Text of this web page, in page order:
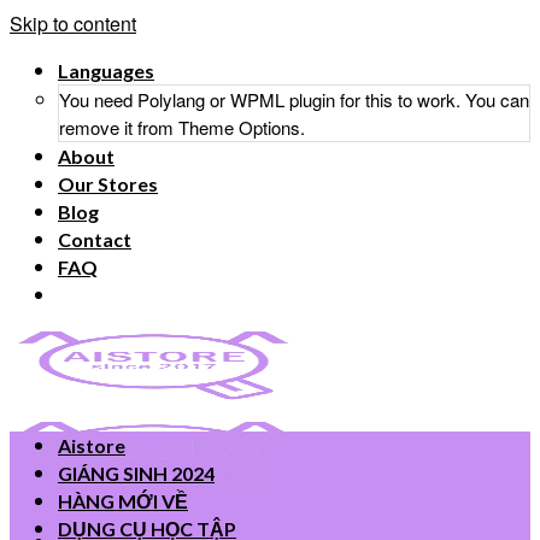
Skip to content
Languages
You need Polylang or WPML plugin for this to work. You can
remove it from Theme Options.
About
Our Stores
Blog
Contact
FAQ
Aistore
GIÁNG SINH 2024
HÀNG MỚI VỀ
DỤNG CỤ HỌC TẬP